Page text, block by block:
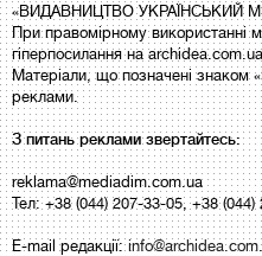
«ВИДАВНИЦТВО УКРАЇНСЬКИЙ
При правомірному використанні
гіперпосилання на
Матеріали, що позначені знаком
реклами.
З питань реклами звертайтесь:
reklama@mediadim.com.ua
Тел: +38 (044) 207-33-05, +38
E-mail редакції: